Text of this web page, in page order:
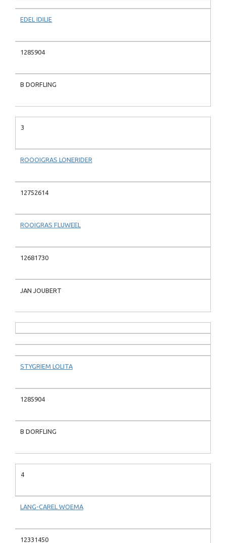
EDEL IDILIE
1285904
B DORFLING
3
ROOOIGRAS LONERIDER
12752614
ROOIGRAS FLUWEEL
12681730
JAN JOUBERT
STYGRIEM LOLITA
1285904
B DORFLING
4
LANG-CAREL WOEMA
12331450